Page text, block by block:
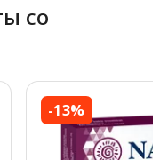
со
-13%